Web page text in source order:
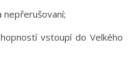
vstoupí do Velkého